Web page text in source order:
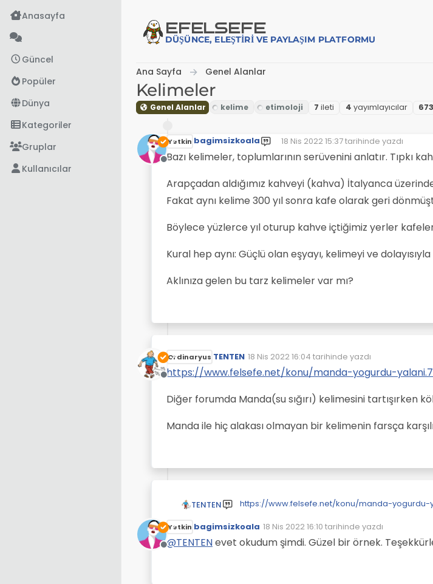
İçeriğe atla
Anasayfa
Güncel
Popüler
Dünya
Kategoriler
Gruplar
Kullanıcılar
EFELSEFE
DÜŞÜNCE, ELEŞTIRI VE PAYLAŞIM PLATFORMU
Ana Sayfa Genel Alanlar
Kelimeler
Genel Alanlar 7 i̇leti 4 yayımlayıcılar 673
Çevrimdışı
Yetkin bagimsizkoala 18 Nis 2022 15:37tarihinde yazdı
Son düzenleyen:
Bazı kelimeler, toplumlarının serüvenini anlatır. Tıpkı
Arapçadan aldığımız kahveyi (kahva) İtalyanca
Fakat aynı kelime 300 yıl sonra kafe olarak geri
Böylece yüzlerce yıl oturup kahve içtiğimiz yerler
Kural hep aynı: Güçlü olan eşyayı, kelimeyi ve
Aklınıza gelen bu tarz kelimeler var mı?
Çevrimdışı
Ordinaryus TENTEN 18 Nis 2022 16:04 tarihinde yazdı
Son düzenleyen:
https://www.felsefe.net/konu/manda-yogurdu-
Diğer forumda Manda(su sığırı) kelimesini tartışırken
Manda ile hiç alakası olmayan bir kelimenin farsça
TENTEN https://www.felsefe.net/konu/manda-yogurdu-
Diğer forumda Manda(su sığırı) kelimesini
Manda ile hiç alakası olmayan bir kelimenin
Çevrimdışı
Yetkin bagimsizkoala 18 Nis 2022 16:10 tarihinde yazdı
Son düzenleyen:
@TENTENevet okudum şimdi. Güzel bir örnek.